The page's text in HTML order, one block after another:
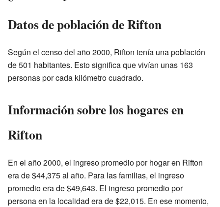
Datos de población de Rifton
Según el censo del año 2000, Rifton tenía una población
de 501 habitantes. Esto significa que vivían unas 163
personas por cada kilómetro cuadrado.
Información sobre los hogares en
Rifton
En el año 2000, el ingreso promedio por hogar en Rifton
era de $44,375 al año. Para las familias, el ingreso
promedio era de $49,643. El ingreso promedio por
persona en la localidad era de $22,015. En ese momento,